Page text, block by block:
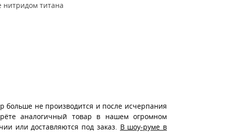
титана
больше не производится и после исчерпания
аналогичный товар в нашем огромном
или доставляются под заказ. В шоу-руме в